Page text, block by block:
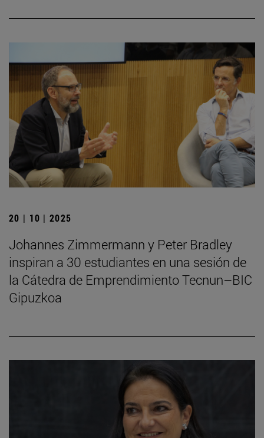
20 | 10 | 2025
Johannes Zimmermann y Peter Bradley
inspiran a 30 estudiantes en una sesión de
la Cátedra de Emprendimiento Tecnun–BIC
Gipuzkoa